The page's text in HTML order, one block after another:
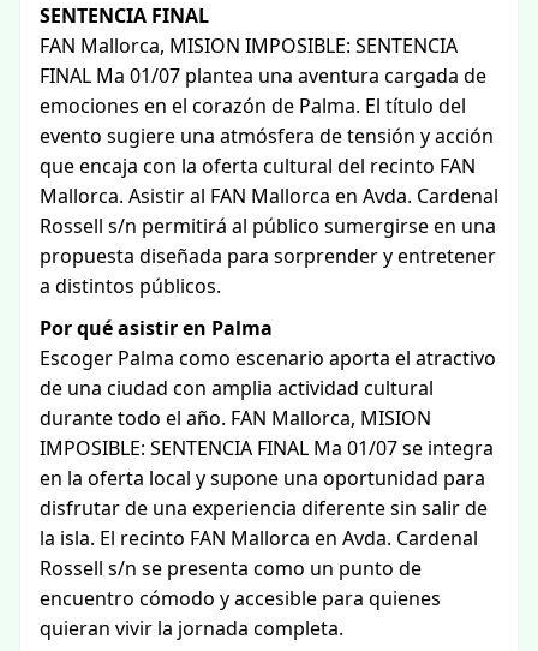
SENTENCIA FINAL
FAN Mallorca, MISION IMPOSIBLE: SENTENCIA
FINAL Ma 01/07 plantea una aventura cargada de
emociones en el corazón de Palma. El título del
evento sugiere una atmósfera de tensión y acción
que encaja con la oferta cultural del recinto FAN
Mallorca. Asistir al FAN Mallorca en Avda. Cardenal
Rossell s/n permitirá al público sumergirse en una
propuesta diseñada para sorprender y entretener
a distintos públicos.
Por qué asistir en Palma
Escoger Palma como escenario aporta el atractivo
de una ciudad con amplia actividad cultural
durante todo el año. FAN Mallorca, MISION
IMPOSIBLE: SENTENCIA FINAL Ma 01/07 se integra
en la oferta local y supone una oportunidad para
disfrutar de una experiencia diferente sin salir de
la isla. El recinto FAN Mallorca en Avda. Cardenal
Rossell s/n se presenta como un punto de
encuentro cómodo y accesible para quienes
quieran vivir la jornada completa.